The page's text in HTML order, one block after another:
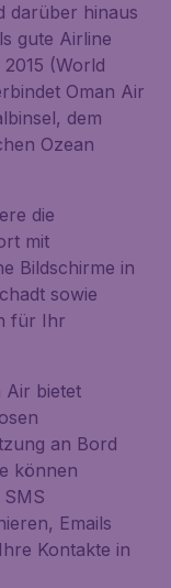
darüber hinaus
gute Airline
(World
Oman Air
dem
Ozean
die
mit
Bildschirme in
sowie
für Ihr
Air bietet
an Bord
können
Emails
Kontakte in